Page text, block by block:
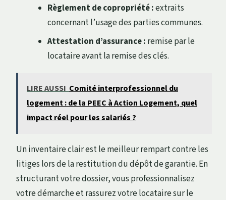
Règlement de copropriété :extraits
concernant l’usage des parties communes.
Attestation d’assurance : remise par le
locataire avant la remise des clés.
LIRE AUSSI Comité interprofessionnel du
logement : de la PEEC à Action Logement, quel
impact réel pour les salariés ?
Un inventaire clair est le meilleur rempart contre les
litiges lors de la restitution du dépôt de garantie. En
structurant votre dossier, vous professionnalisez
votre démarche et rassurez votre locataire sur le